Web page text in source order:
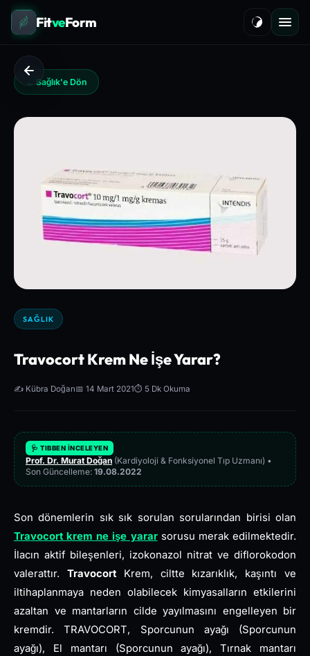
FitveForm
← Sağlık'e Dön
SAĞLIK
Travocort Krem Ne İşe Yarar?
✍️ Kübra Doğan📅 14 Mart 2021⏱️ 5 Dk Okuma
🩺 TIBBEN İNCELEYEN
Prof. Dr. Murat Doğan (Kardiyoloji & Fonksiyonel Tıp Uzmanı) •
Son Güncelleme: 19.08.2022
Son dönemlerin sık sık sorulan sorularından birisi olan
Travocort krem ne işe yararsorusu merak edilmektedir.
İlacın aktif bileşenleri, izokonazol nitrat ve diflorokodon
valerattır. TravocortKrem, ciltte kızarıklık, kaşıntı ve
iltihaplanmaya neden olabilecek kimyasalların etkilerini
azaltan ve mantarların cilde yayılmasını engelleyen bir
kremdir. TRAVOCORT, Sporcunun ayağı (Sporcunun
ayağı), El mantarı (Sporcunun ayağı), Tırnak mantarı